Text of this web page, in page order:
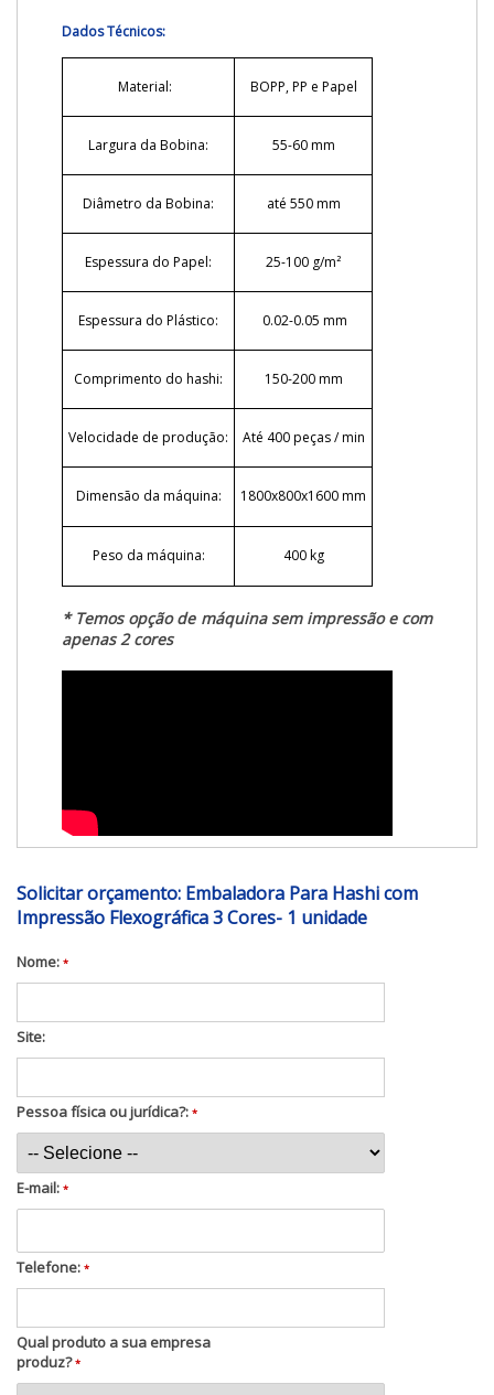
Dados Técnicos:
Material: BOPP, PP e Papel
Largura da Bobina: 55-60 mm
Diâmetro da Bobina: até 550 mm
Espessura do Papel: 25-100 g/m²
Espessura do Plástico: 0.02-0.05 mm
Comprimento do hashi: 150-200 mm
Velocidade de produção: Até 400 peças / min
Dimensão da máquina: 1800x800x1600 mm
Peso da máquina: 400 kg
* Temos opção de máquina sem impressão e com
apenas 2 cores
Solicitar orçamento: Embaladora Para Hashi com
Impressão Flexográfica 3 Cores- 1 unidade
Nome: *
Site:
Pessoa física ou jurídica?: *
E-mail: *
Telefone: *
Qual produto a sua empresa
produz?*